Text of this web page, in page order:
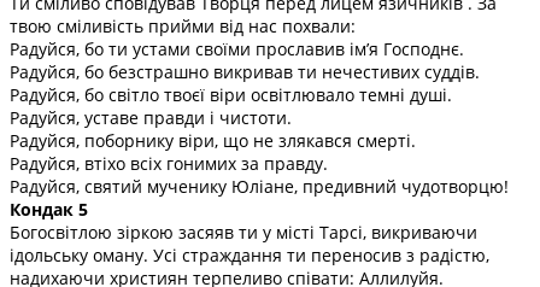
твою сміливість прийми від нас похвали:
Радуйся, бо ти устами своїми прославив ім’я Господнє.
Радуйся, бо безстрашно викривав ти нечестивих суддів.
Радуйся, бо світло твоєї віри освітлювало темні душі.
Радуйся, уставе правди і чистоти.
Радуйся, поборнику віри, що не злякався смерті.
Радуйся, втіхо всіх гонимих за правду.
Радуйся, святий мученику Юліане, предивний чудотворцю!
Кондак 5
Богосвітлою зіркою засяяв ти у місті Тарсі, викриваючи
ідольську оману. Усі страждання ти переносив з радістю,
надихаючи християн терпеливо співати: Аллилуйя.